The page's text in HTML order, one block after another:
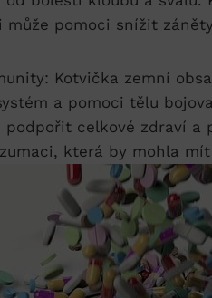
může ⁢pomoci snížit
⁢Kotvička zemní
a‍ pomoci⁤ tělu‍
celkové zdraví a
která by ⁤mohla